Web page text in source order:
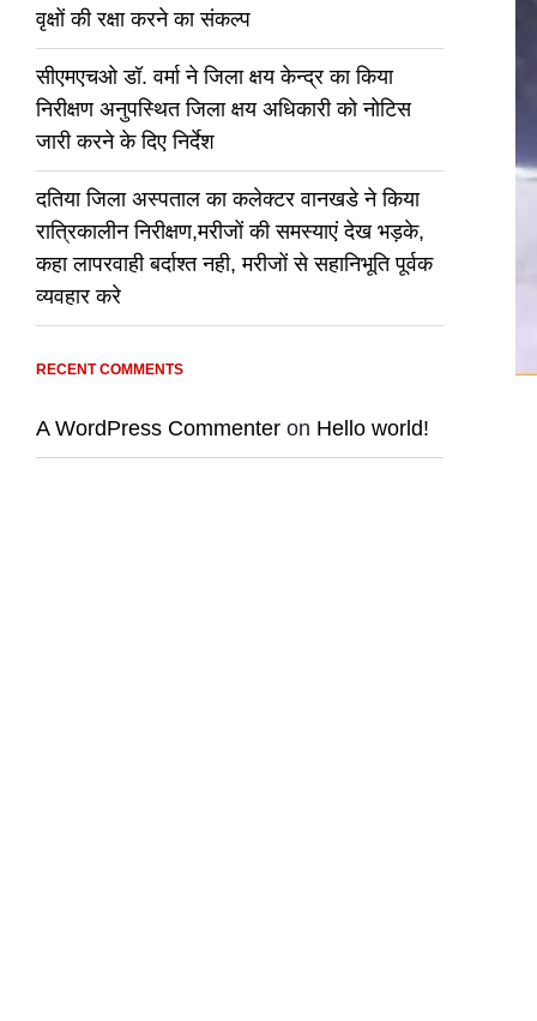
वृक्षों की रक्षा करने का संकल्प
सीएमएचओ डॉ. वर्मा ने जिला क्षय केन्द्र का किया
निरीक्षण अनुपस्थित जिला क्षय अधिकारी को नोटिस
जारी करने के दिए निर्देश
दतिया जिला अस्पताल का कलेक्टर वानखडे ने किया
रात्रिकालीन निरीक्षण,मरीजों की समस्याएं देख भड़के,
कहा लापरवाही बर्दाश्त नही, मरीजों से सहानिभूति पूर्वक
व्यवहार करे
RECENT COMMENTS
A WordPress Commenter on Hello world!